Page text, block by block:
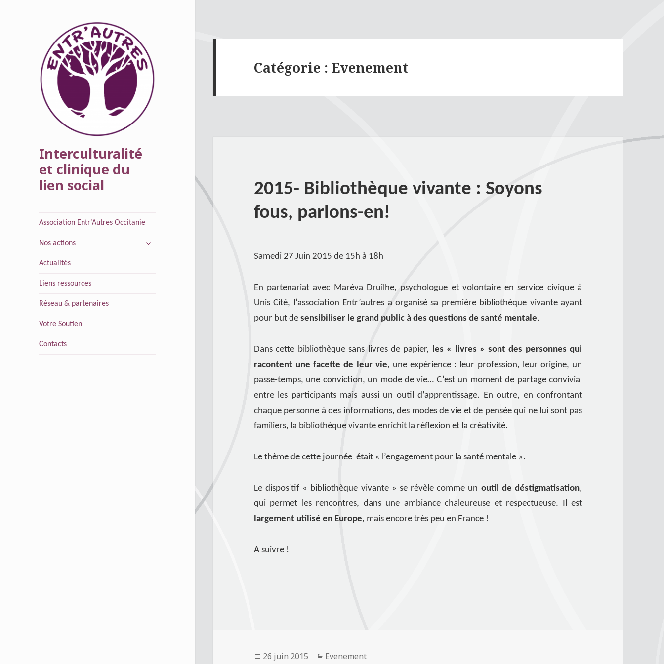
Interculturalité
et clinique du
lien social
Association Entr’Autres Occitanie
Nos actions
ouvrir
Actualités
Liens ressources
Réseau & partenaires
Votre Soutien
Contacts
Catégorie : Evenement
2015- Bibliothèque vivante : Soyons
fous, parlons-en!
Samedi 27 Juin 2015 de 15h à 18h
En partenariat avec Maréva Druilhe, psychologue et volontaire en service civique à
Unis Cité, l’association Entr’autres a organisé sa première bibliothèque vivante ayant
pour but de sensibiliser le grand public à des questions de santé mentale.
Dans cette bibliothèque sans livres de papier, les « livres » sont des personnes qui
racontent une facette de leur vie, une expérience : leur profession, leur origine, un
passe-temps, une conviction, un mode de vie… C’est un moment de partage convivial
entre les participants mais aussi un outil d’apprentissage. En outre, en confrontant
chaque personne à des informations, des modes de vie et de pensée qui ne lui sont pas
familiers, la bibliothèque vivante enrichit la réflexion et la créativité.
Le thème de cette journée était « l’engagement pour la santé mentale ».
Le dispositif « bibliothèque vivante » se révèle comme un outil de déstigmatisation,
qui permet les rencontres, dans une ambiance chaleureuse et respectueuse. Il est
largement utilisé en Europe, mais encore très peu en France !
A suivre !
Publié
26 juin 2015 Catégories
Evenement